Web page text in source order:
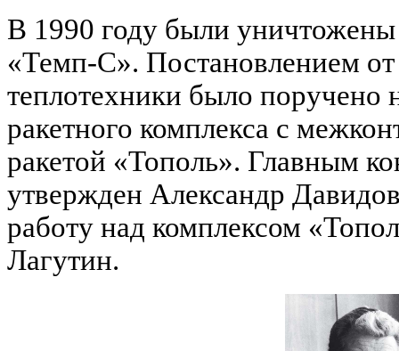
В 1990 году были уничтожены
«Темп-С». Постановлением
теплотехники было поручено
ракетного комплекса с
ракетой «Тополь». Главным
утвержден Александр
работу над комплексом
Лагутин.